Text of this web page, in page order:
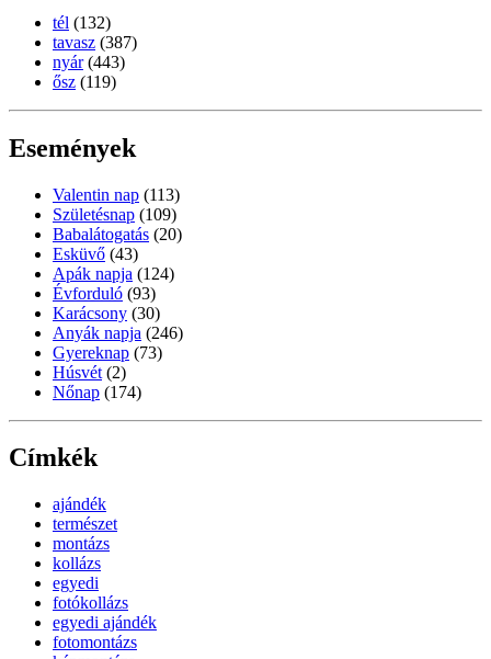
tél (132)
tavasz (387)
nyár (443)
ősz (119)
Események
Valentin nap (113)
Születésnap (109)
Babalátogatás (20)
Esküvő (43)
Apák napja (124)
Évforduló (93)
Karácsony (30)
Anyák napja (246)
Gyereknap (73)
Húsvét (2)
Nőnap (174)
Címkék
ajándék
természet
montázs
kollázs
egyedi
fotókollázs
egyedi ajándék
fotomontázs